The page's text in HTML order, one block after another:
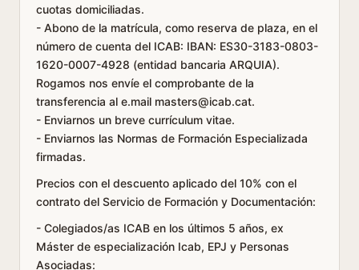
cuotas domiciliadas.
- Abono de la matrícula, como reserva de plaza, en el
número de cuenta del ICAB: IBAN: ES30-3183-0803-
1620-0007-4928 (entidad bancaria ARQUIA).
Rogamos nos envíe el comprobante de la
transferencia al e.mail masters@icab.cat.
- Enviarnos un breve currículum vitae.
- Enviarnos las Normas de Formación Especializada
firmadas.
Precios con el descuento aplicado del 10% con el
contrato del Servicio de Formación y Documentación:
- Colegiados/as ICAB en los últimos 5 años, ex
Máster de especialización Icab, EPJ y Personas
Asociadas: